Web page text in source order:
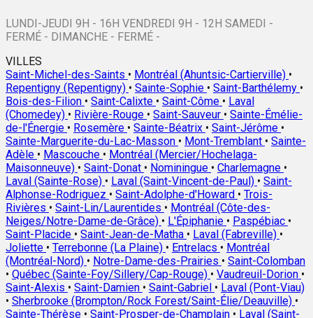
LUNDI-JEUDI 9H - 16H VENDREDI 9H - 12H SAMEDI -
FERMÉ - DIMANCHE - FERMÉ -
VILLES
Saint-Michel-des-Saints • Montréal (Ahuntsic-Cartierville) •
Repentigny (Repentigny) • Sainte-Sophie • Saint-Barthélemy •
Bois-des-Filion • Saint-Calixte • Saint-Côme • Laval
(Chomedey) • Rivière-Rouge • Saint-Sauveur • Sainte-Émélie-
de-l'Énergie • Rosemère • Sainte-Béatrix • Saint-Jérôme •
Sainte-Marguerite-du-Lac-Masson • Mont-Tremblant • Sainte-
Adèle • Mascouche • Montréal (Mercier/Hochelaga-
Maisonneuve) • Saint-Donat • Nominingue • Charlemagne •
Laval (Sainte-Rose) • Laval (Saint-Vincent-de-Paul) • Saint-
Alphonse-Rodriguez • Saint-Adolphe-d'Howard • Trois-
Rivières • Saint-Lin/Laurentides • Montréal (Côte-des-
Neiges/Notre-Dame-de-Grâce) • L'Épiphanie • Paspébiac •
Saint-Placide • Saint-Jean-de-Matha • Laval (Fabreville) •
Joliette • Terrebonne (La Plaine) • Entrelacs • Montréal
(Montréal-Nord) • Notre-Dame-des-Prairies • Saint-Colomban
• Québec (Sainte-Foy/Sillery/Cap-Rouge) • Vaudreuil-Dorion •
Saint-Alexis • Saint-Damien • Saint-Gabriel • Laval (Pont-Viau)
• Sherbrooke (Brompton/Rock Forest/Saint-Élie/Deauville) •
Sainte-Thérèse • Saint-Prosper-de-Champlain • Laval (Saint-